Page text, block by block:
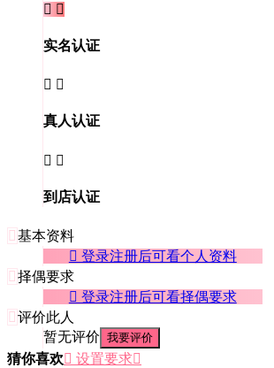
 
实名认证
 
真人认证
 
到店认证
 基本资料
 登录注册后可看个人资料
 择偶要求
 登录注册后可看择偶要求
 评价此人
暂无评价 我要评价
猜你喜欢 设置要求